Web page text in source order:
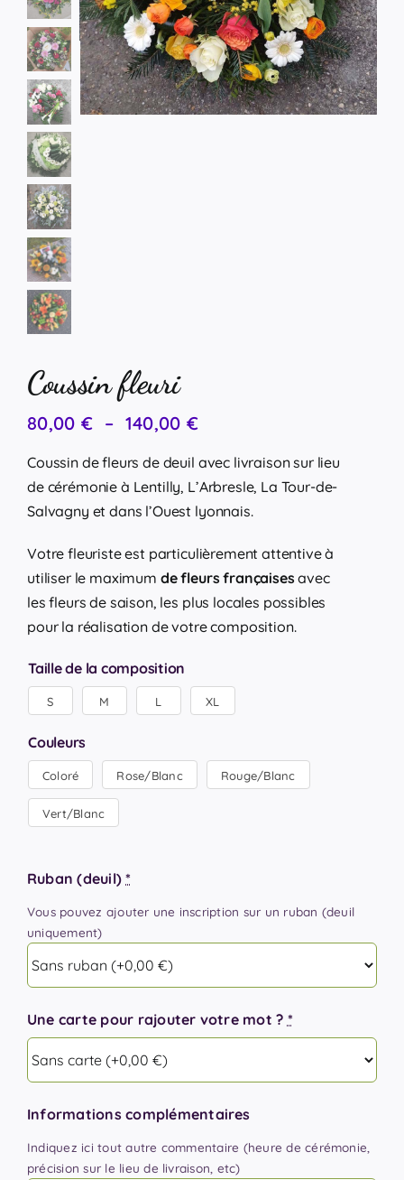
Coussin fleuri
80,00 € – 140,00 €Plage
prix :
80,00 €
à
140,00 €
Coussin de fleurs de deuil avec livraison sur lieu
de cérémonie à Lentilly, L’Arbresle, La Tour-de-
Salvagny et dans l’Ouest lyonnais.
Votre fleuriste est particulièrement attentive à
utiliser le maximum de fleurs françaisesavec
les fleurs de saison, les plus locales possibles
pour la réalisation de votre composition.
Taille de la composition
S M L XL
Couleurs
Coloré Rose/Blanc Rouge/Blanc
Vert/Blanc
Ruban (deuil) *
Vous pouvez ajouter une inscription sur un ruban (deuil
uniquement)
Une carte pour rajouter votre mot ? *
Informations complémentaires
Indiquez ici tout autre commentaire (heure de cérémonie,
précision sur le lieu de livraison, etc)